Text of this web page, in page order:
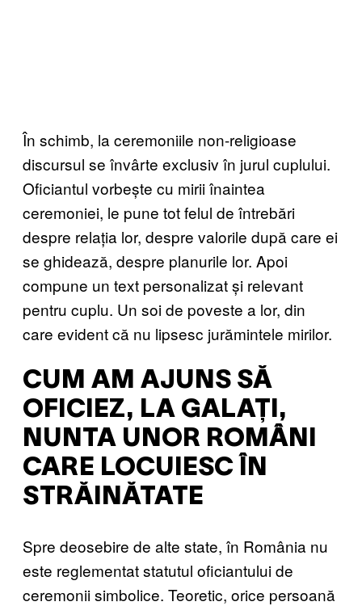
În schimb, la ceremoniile non-religioase
discursul se învârte exclusiv în jurul cuplului.
Oficiantul vorbește cu mirii înaintea
ceremoniei, le pune tot felul de întrebări
despre relația lor, despre valorile după care ei
se ghidează, despre planurile lor. Apoi
compune un text personalizat și relevant
pentru cuplu. Un soi de poveste a lor, din
care evident că nu lipsesc jurămintele mirilor.
CUM AM AJUNS SĂ
OFICIEZ, LA GALAȚI,
NUNTA UNOR ROMÂNI
CARE LOCUIESC ÎN
STRĂINĂTATE
Spre deosebire de alte state, în România nu
este reglementat statutul oficiantului de
ceremonii simbolice. Teoretic, orice persoană